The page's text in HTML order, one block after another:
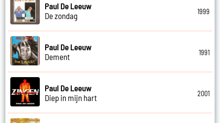
Paul De Leeuw
De zondag
1999
Paul De Leeuw
Dement
1991
Paul De Leeuw
Diep in mijn hart
2001